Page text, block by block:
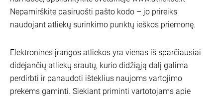
Nepamirškite pasiruošti pašto kodo – jo prireiks
naudojant atliekų surinkimo punktų ieškos priemonę.
Elektroninės įrangos atliekos yra vienas iš sparčiausiai
didėjančių atliekų srautų, kurio didžiąją dalį galima
perdirbti ir panaudoti išteklius naujoms vartojimo
prekėms gaminti. Siekiant priminti vartotojams apie